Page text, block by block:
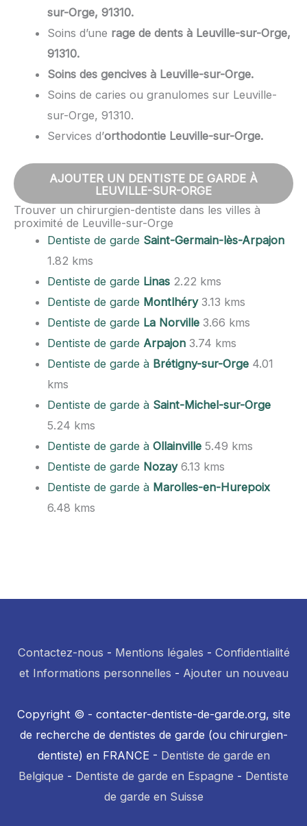
sur-Orge, 91310.
Soins d’une rage de dents à Leuville-sur-Orge,
91310.
Soins des gencives à Leuville-sur-Orge.
Soins de caries ou granulomes sur Leuville-
sur-Orge, 91310.
Services d’orthodontie Leuville-sur-Orge.
AJOUTER UN DENTISTE DE GARDE À
LEUVILLE-SUR-ORGE
Trouver un chirurgien-dentiste dans les villes à
proximité de Leuville-sur-Orge
Dentiste de garde Saint-Germain-lès-Arpajon
1.82 kms
Dentiste de garde Linas 2.22 kms
Dentiste de garde Montlhéry3.13 kms
Dentiste de garde La Norville 3.66 kms
Dentiste de gardeArpajon 3.74 kms
Dentiste de garde à Brétigny-sur-Orge 4.01
kms
Dentiste de garde à Saint-Michel-sur-Orge
5.24 kms
Dentiste de garde àOllainville 5.49 kms
Dentiste de garde Nozay6.13 kms
Dentiste de garde à Marolles-en-Hurepoix
6.48 kms
Contactez-nous - Mentions légales - Confidentialité
et Informations personnelles - Ajouter un nouveau
Copyright © - contacter-dentiste-de-garde.org, site
de recherche de dentistes de garde (ou chirurgien-
dentiste) en FRANCE - Dentiste de garde en
Belgique - Dentiste de garde en Espagne - Dentiste
de garde en Suisse